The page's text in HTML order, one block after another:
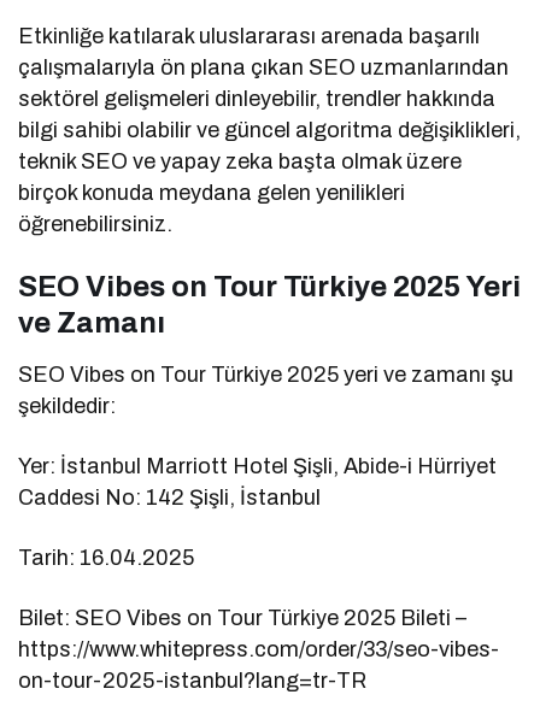
Etkinliğe katılarak uluslararası arenada başarılı
çalışmalarıyla ön plana çıkan SEO uzmanlarından
sektörel gelişmeleri dinleyebilir, trendler hakkında
bilgi sahibi olabilir ve güncel algoritma değişiklikleri,
teknik SEO ve yapay zeka başta olmak üzere
birçok konuda meydana gelen yenilikleri
öğrenebilirsiniz.
SEO Vibes on Tour Türkiye 2025 Yeri
ve Zamanı
SEO Vibes on Tour Türkiye 2025 yeri ve zamanı şu
şekildedir:
Yer: İstanbul Marriott Hotel Şişli, Abide-i Hürriyet
Caddesi No: 142 Şişli, İstanbul
Tarih: 16.04.2025
Bilet: SEO Vibes on Tour Türkiye 2025 Bileti –
https://www.whitepress.com/order/33/seo-vibes-
on-tour-2025-istanbul?lang=tr-TR